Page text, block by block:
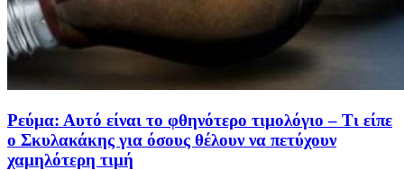
Ρεύμα: Αυτό είναι το φθηνότερο τιμολόγιο – Τι είπε
ο Σκυλακάκης για όσους θέλουν να πετύχουν
χαμηλότερη τιμή